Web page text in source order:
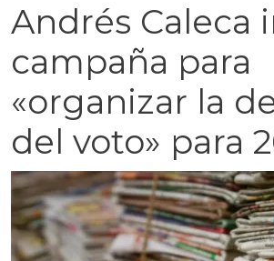
Andrés Caleca
campaña para
«organizar la
del voto» para